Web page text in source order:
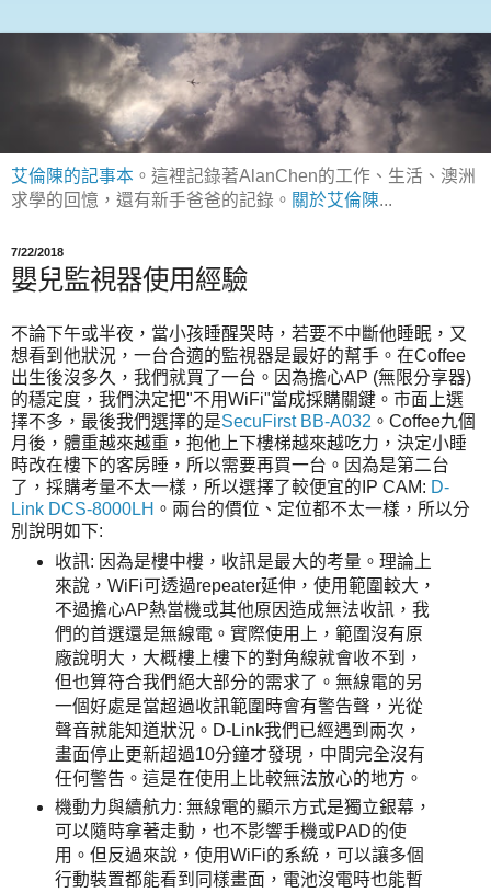
艾倫陳的記事本 。這裡記錄著AlanChen的工作、生活、澳洲
求學的回憶，還有新手爸爸的記錄。 關於艾倫陳...
7/22/2018
嬰兒監視器使用經驗
不論下午或半夜，當小孩睡醒哭時，若要不中斷他睡眠，又
想看到他狀況，一台合適的監視器是最好的幫手。在Coffee
出生後沒多久，我們就買了一台。因為擔心AP (無限分享器)
的穩定度，我們決定把"不用WiFi"當成採購關鍵。市面上選
擇不多，最後我們選擇的是SecuFirst BB-A032 。Coffee九個
月後，體重越來越重，抱他上下樓梯越來越吃力，決定小睡
時改在樓下的客房睡，所以需要再買一台。因為是第二台
了，採購考量不太一樣，所以選擇了較便宜的IP CAM: D-
Link DCS-8000LH 。兩台的價位、定位都不太一樣，所以分
別說明如下:
收訊: 因為是樓中樓，收訊是最大的考量。理論上
來說，WiFi可透過repeater延伸，使用範圍較大，
不過擔心AP熱當機或其他原因造成無法收訊，我
們的首選還是無線電。實際使用上，範圍沒有原
廠說明大，大概樓上樓下的對角線就會收不到，
但也算符合我們絕大部分的需求了。無線電的另
一個好處是當超過收訊範圍時會有警告聲，光從
聲音就能知道狀況。D-Link我們已經遇到兩次，
畫面停止更新超過10分鐘才發現，中間完全沒有
任何警告。這是在使用上比較無法放心的地方。
機動力與續航力: 無線電的顯示方式是獨立銀幕，
可以隨時拿著走動，也不影響手機或PAD的使
用。但反過來說，使用WiFi的系統，可以讓多個
行動裝置都能看到同樣畫面，電池沒電時也能暫